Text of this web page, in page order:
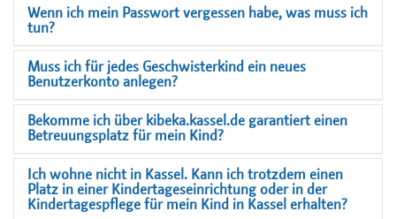
Wenn ich mein Passwort vergessen habe, was muss ich
tun?
Muss ich für jedes Geschwisterkind ein neues
Benutzerkonto anlegen?
Bekomme ich über kibeka.kassel.de garantiert einen
Betreuungsplatz für mein Kind?
Ich wohne nicht in Kassel. Kann ich trotzdem einen
Platz in einer Kindertageseinrichtung oder in der
Kindertagespflege für mein Kind in Kassel erhalten?